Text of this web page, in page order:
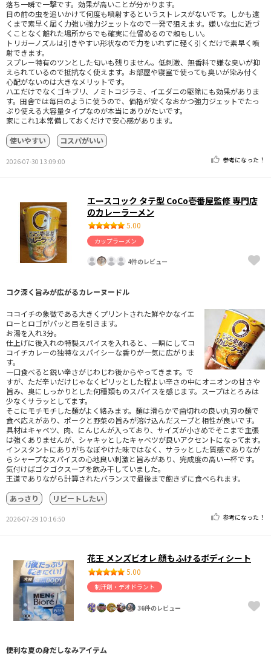
落ち一瞬で一撃です。効果が高いことが分かります。
目の前の虫を追いかけて何度も噴射するというストレスがないです。しかも遠
くまで素早く届く力強い強力ジェットなので一発で狙えます。嫌いな虫に近づ
くことなく離れた場所からでも確実に仕留めるので頼もしい。
トリガーノズルは引きやすい形状なので力をいれずに軽く引くだけで素早く噴
射できます。
スプレー特有のツンとした匂いも残りません。低刺激、無香料で嫌な臭いが抑
えられているので抵抗なく使えます。お部屋や寝室で使っても臭いが染み付く
心配がないのは大きなメリットです。
ハエだけでなくゴキブリ、ノミトコジラミ、イエダニの駆除にも効果がありま
す。田舎では毎日のように使うので、価格が安くなおかつ強力ジェットでたっ
ぷり使える大容量タイプなのが本当にありがたいです。
家にこれ1本常備しておくだけで安心感があります。
使いやすい
コスパがいい
2026-07-30 13:09:00 参考になった！
エースコック タテ型 CoCo壱番屋監修 専門店
のカレーラーメン
5.00
カップラーメン
4件のレビュー
コク深く旨みが広がるカレーヌードル
ココイチの象徴である大きくプリントされた鮮やかなイエ
ローとロゴがパッと目を引きます。
お湯を入れ3分。
仕上げに後入れの特製スパイスを入れると、一瞬にしてコ
コイチカレーの独特なスパイシーな香りが一気に広がりま
す。
一口食べると鋭い辛さがじわじわ後からやってきます。で
すが、ただ辛いだけじゃなくピリッとした程よい辛さの中にオニオンの甘さや
旨み、奥にしっかりとした何種類ものスパイスを感じます。スープはとろみは
少なくサラッとしてます。
そこにモチモチした麺がよく絡みます。麺は滑らかで歯切れの良い丸刃の麺で
食べ応えがあり、ポークと野菜の旨みが溶け込んだスープと相性が良いです。
具材はキャベツ、肉、にんじんが入っており、サイズが小さめでそこまで主張
は強くありませんが、シャキッとしたキャベツが良いアクセントになってます。
インスタントにありがちなぼやけた味ではなく、サラッとした質感でありなが
らシャープなスパイスの心地良い刺激と旨みがあり、完成度の高い一杯です。
気付けばゴクゴクスープを飲み干していました。
王道でありながら計算されたバランスで最後まで飽きずに食べられます。
あっさり
リピートしたい
2026-07-29 10:16:50 参考になった！
花王 メンズビオレ 顔もふけるボディシート
5.00
制汗剤・デオドラント
36件のレビュー
便利な夏の身だしなみアイテム